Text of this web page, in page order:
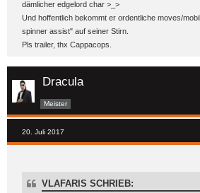
dämlicher edgelord char >_>
Und hoffentlich bekommt er ordentliche moves/
spinner assist" auf seiner Stirn.
Pls trailer, thx Cappacops.
Dracula
Meister
20. Juli 2017
VLAFARIS SCHRIEB: